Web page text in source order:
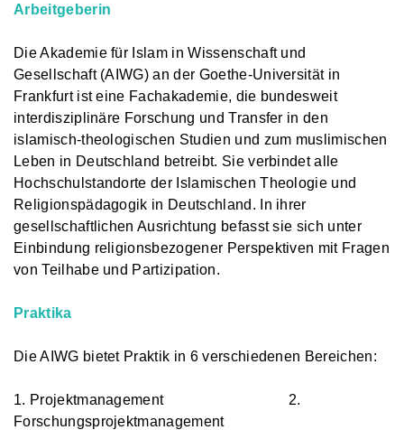
Arbeitgeberin
Die Akademie für Islam in Wissenschaft und
Gesellschaft (AIWG) an der Goethe-Universität in
Frankfurt ist eine Fachakademie, die bundesweit
interdisziplinäre Forschung und Transfer in den
islamisch-theologischen Studien und zum muslimischen
Leben in Deutschland betreibt. Sie verbindet alle
Hochschulstandorte der Islamischen Theologie und
Religionspädagogik in Deutschland. In ihrer
gesellschaftlichen Ausrichtung befasst sie sich unter
Einbindung religionsbezogener Perspektiven mit Fragen
von Teilhabe und Partizipation.
Praktika
Die AIWG bietet Praktik in 6 verschiedenen Bereichen:
1. Projektmanagement 2.
Forschungsprojektmanagement